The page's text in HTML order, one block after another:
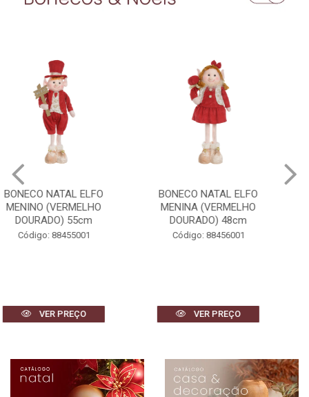
BONECO NATAL ELFO
MENINA (VERMELHO
DOURADO) 48cm
Código: 88456001
VER PREÇO
BONECO NATAL ELFO
MENINA (VERMELHO
DOURADO) 42cm
Código: 88459001
VER PREÇO